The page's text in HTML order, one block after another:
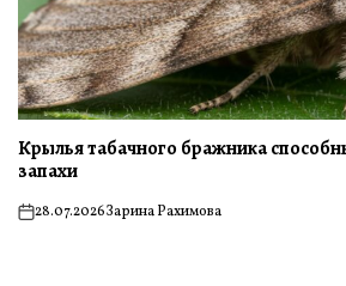
Крылья табачного бражника
запахи
on28.07.2026Зарина Рахимова